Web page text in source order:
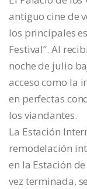
antiguo cine de
los principales
Festival”. Al
noche de julio
acceso como la
en perfectas
los viandantes.
La Estación
remodelación
en la Estación
vez terminada,